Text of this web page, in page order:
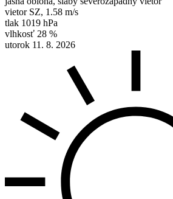
vietor SZ, 1.58 m/s
tlak 1019 hPa
vlhkosť 28 %
utorok 11. 8. 2026